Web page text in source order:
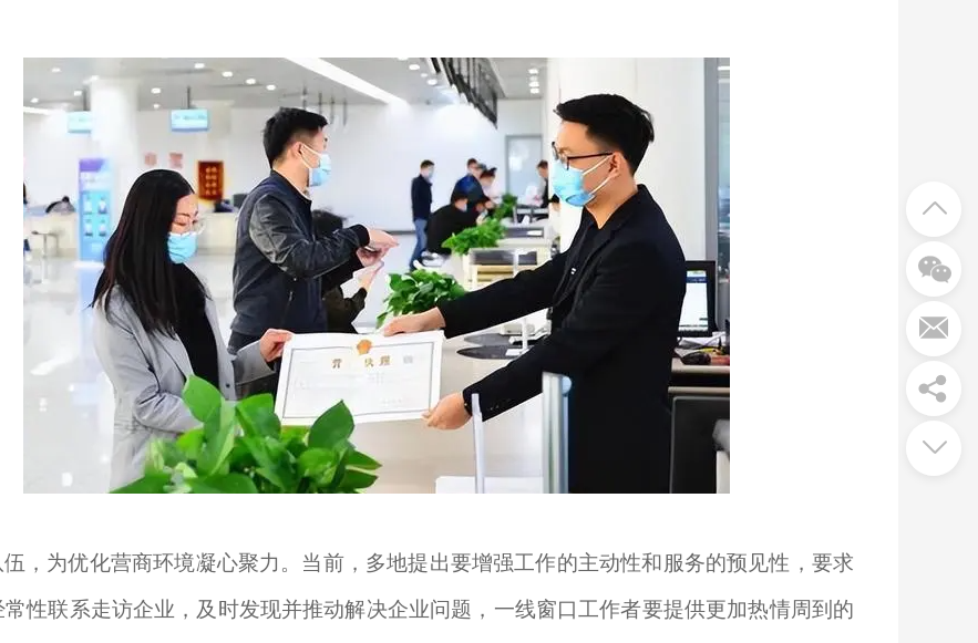
，为优化营商环境凝心聚力。当前，多地提出要增强工作的主动性和服务的预见性，要求
性联系走访企业，及时发现并推动解决企业问题，一线窗口工作者要提供更加热情周到的